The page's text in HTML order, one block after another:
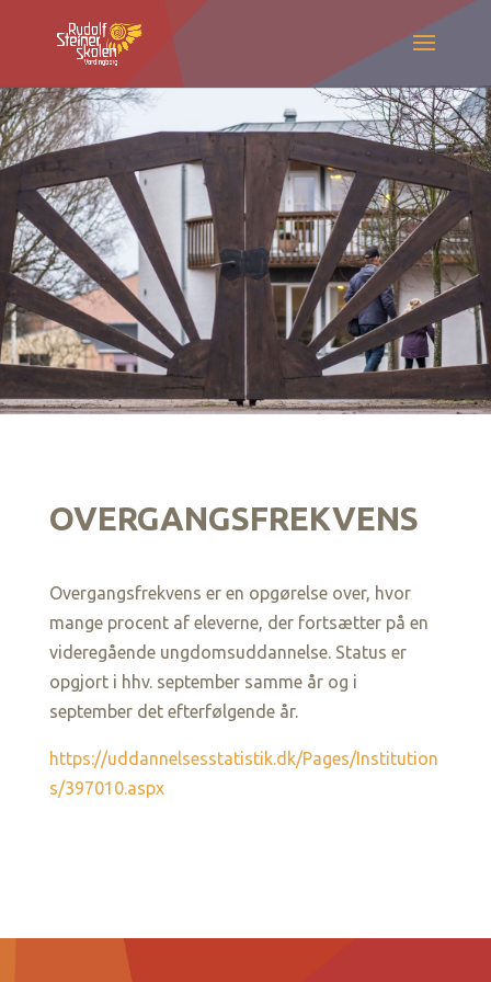
OVERGANGSFREKVENS
Overgangsfrekvens er en opgørelse over, hvor
mange procent af eleverne, der fortsætter på en
videregående ungdomsuddannelse. Status er
opgjort i hhv. september samme år og i
september det efterfølgende år.
https://uddannelsesstatistik.dk/Pages/Institution
s/397010.aspx